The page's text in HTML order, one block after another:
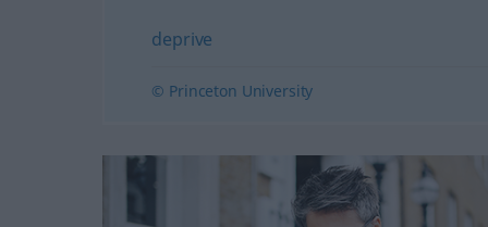
deprive
© Princeton University